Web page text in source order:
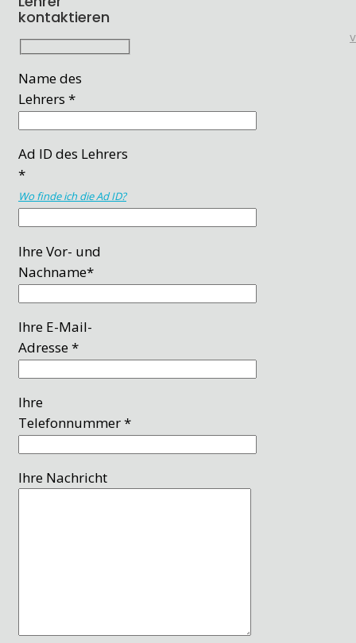
kontaktieren
Name des
Lehrers *
Ad ID des Lehrers
*
Wo finde ich die Ad ID?
Ihre Vor- und
Nachname*
Ihre E-Mail-
Adresse *
Ihre
Telefonnummer *
Ihre Nachricht